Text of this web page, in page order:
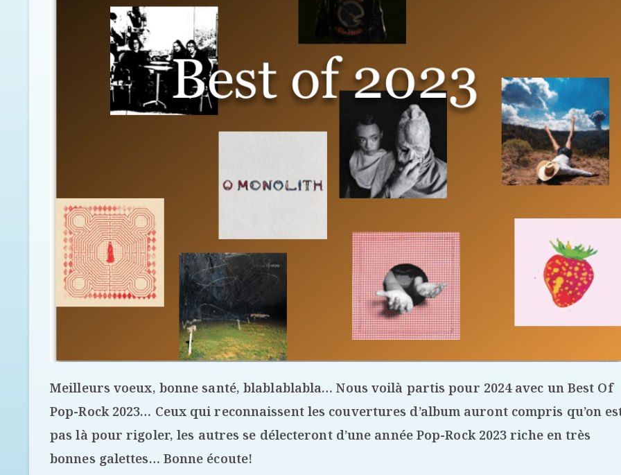
Meilleurs voeux, bonne santé, blablablabla… Nous voilà partis pour 2024 avec un Best Of
Pop-Rock 2023… Ceux qui reconnaissent les couvertures d’album auront compris qu’on
pas là pour rigoler, les autres se délecteront d’une année Pop-Rock 2023 riche en très
bonnes galettes… Bonne écoute!